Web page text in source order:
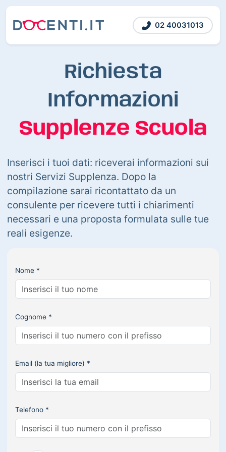
02 40031013
Richiesta
Informazioni
Supplenze Scuola
Inserisci i tuoi dati: riceverai informazioni sui
nostri Servizi Supplenza. Dopo la
compilazione sarai ricontattato da un
consulente per ricevere tutti i chiarimenti
necessari e una proposta formulata sulle tue
reali esigenze.
Nome *
Cognome *
Email (la tua migliore) *
Telefono *